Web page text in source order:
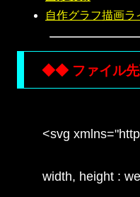
自作グラフ描画
◆◆ ファイル
<svg
width, height :